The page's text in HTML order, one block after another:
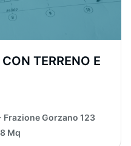
TERRENO E
Frazione Gorzano 123
Mq